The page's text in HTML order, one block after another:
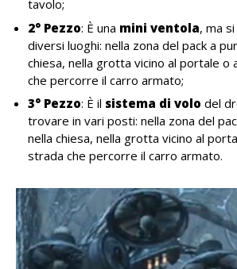
tavolo;
2° Pezzo: È una mini ventola, ma
diversi luoghi: nella zona del pack a
chiesa, nella grotta vicino al portale o
che percorre il carro armato;
3° Pezzo: È il sistema di volo del
trovare in vari posti: nella zona del
nella chiesa, nella grotta vicino al
strada che percorre il carro armato.